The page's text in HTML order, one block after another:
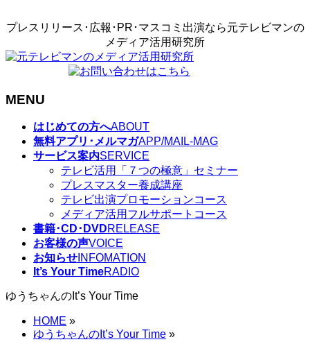
プレスリリース･広報･PR･マスコミ出演なら元テレビマンの
メディア活用研究所
MENU
はじめての方へABOUT
無料アプリ･メルマガAPP/MAIL-MAG
サービス案内SERVICE
テレビ活用「７つの極意」セミナー
プレスマスター養成講座
テレビ出演プロモーションコース
メディア活用フルサポートコース
書籍･CD･DVDRELEASE
お客様の声VOICE
お知らせ INFOMATION
It’s Your TimeRADIO
ゆうちゃんのIt’s Your Time
HOME »
ゆうちゃんのIt’s Your Time »